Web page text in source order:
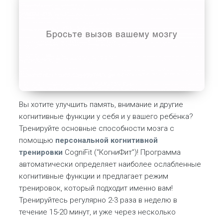
Вы хотите улучшить память, внимание и другие
когнитивные функции у себя и у вашего ребёнка?
Тренируйте основные способности мозга с
помощью персональной когнитивной
тренировки CogniFit (“КогниФит”)! Программа
автоматически определяет наиболее ослабленные
когнитивные функции и предлагает режим
тренировок, который подходит именно вам!
Тренируйтесь регулярно 2-3 раза в неделю в
течение 15-20 минут, и уже через несколько